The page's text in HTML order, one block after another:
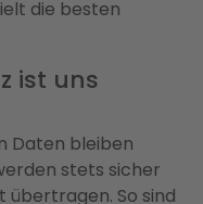
die besten
ist uns
Daten bleiben
stets sicher
übertragen. So sind